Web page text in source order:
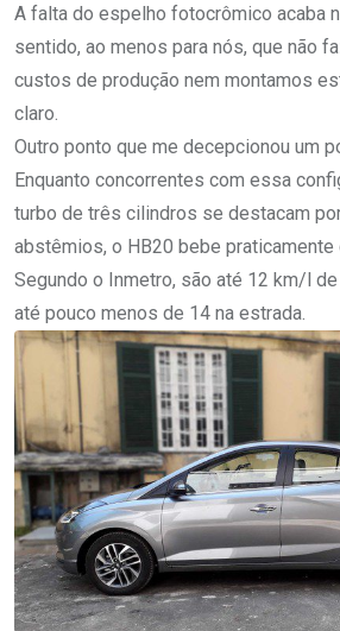
A falta do espelho fotocrômico acaba
sentido, ao menos para nós, que não
custos de produção nem montamos
claro.
Outro ponto que me decepcionou um
Enquanto concorrentes com essa
turbo de três cilindros se destacam
abstêmios, o HB20 bebe praticamente
Segundo o Inmetro, são até 12 km/l
até pouco menos de 14 na estrada.